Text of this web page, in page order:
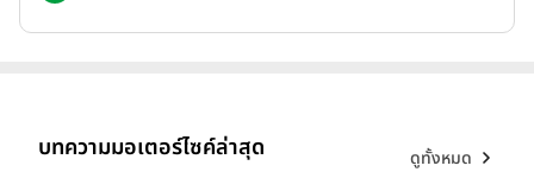
บทความมอเตอร์ไซค์ล่าสุด ดูทั้งหมด